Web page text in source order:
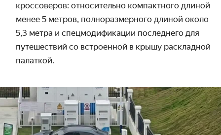
кроссоверов: относительно компактного длиной
менее 5 метров, полноразмерного длиной около
5,3 метра и спецмодификации последнего для
путешествий со встроенной в крышу раскладной
палаткой.